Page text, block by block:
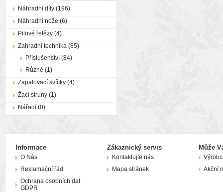
Náhradní díly (196)
Náhradní nože (6)
Pilové řetězy (4)
Zahradní technika (85)
Příslušenství (84)
Různé (1)
Zapalovací svíčky (4)
Žací struny (1)
Nářadí (0)
Informace
O Nás
Reklamační řád
Ochrana osobních dat
GDPR
Zákaznický servis
Kontaktujte nás
Mapa stránek
Může
Akční